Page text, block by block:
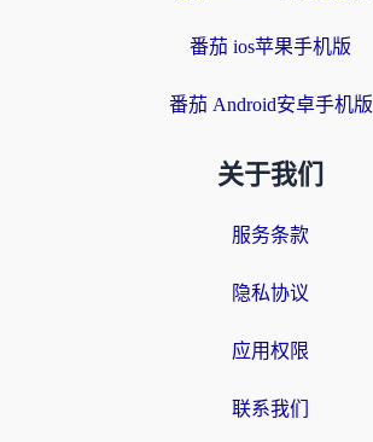
番茄 ios苹果手机版
番茄 Android安卓手机版
关于我们
服务条款
隐私协议
应用权限
联系我们